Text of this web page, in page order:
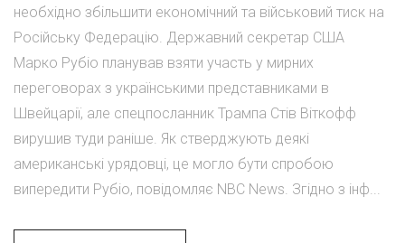
необхідно збільшити економічний та військовий тиск на
Російську Федерацію. Державний секретар США
Марко Рубіо планував взяти участь у мирних
переговорах з українськими представниками в
Швейцарії, але спецпосланник Трампа Стів Віткофф
вирушив туди раніше. Як стверджують деякі
американські урядовці, це могло бути спробою
випередити Рубіо, повідомляє NBC News. Згідно з інф...